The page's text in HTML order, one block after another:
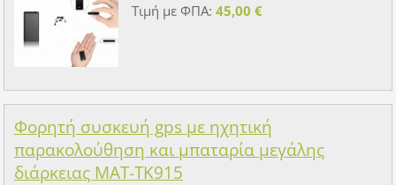
Τιμή με ΦΠΑ: 45,00 €
Φορητή συσκευή gps με ηχητική
παρακολούθηση και μπαταρία μεγάλης
διάρκειας MAT-TK915